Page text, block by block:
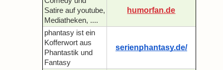
Satire auf youtube,
Mediatheken, ....
humorfan.de
phantasy ist ein
Kofferwort aus
Phantastik und
Fantasy
serienphantasy.de/